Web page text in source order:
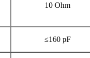
10 Ohm
≤160 pF